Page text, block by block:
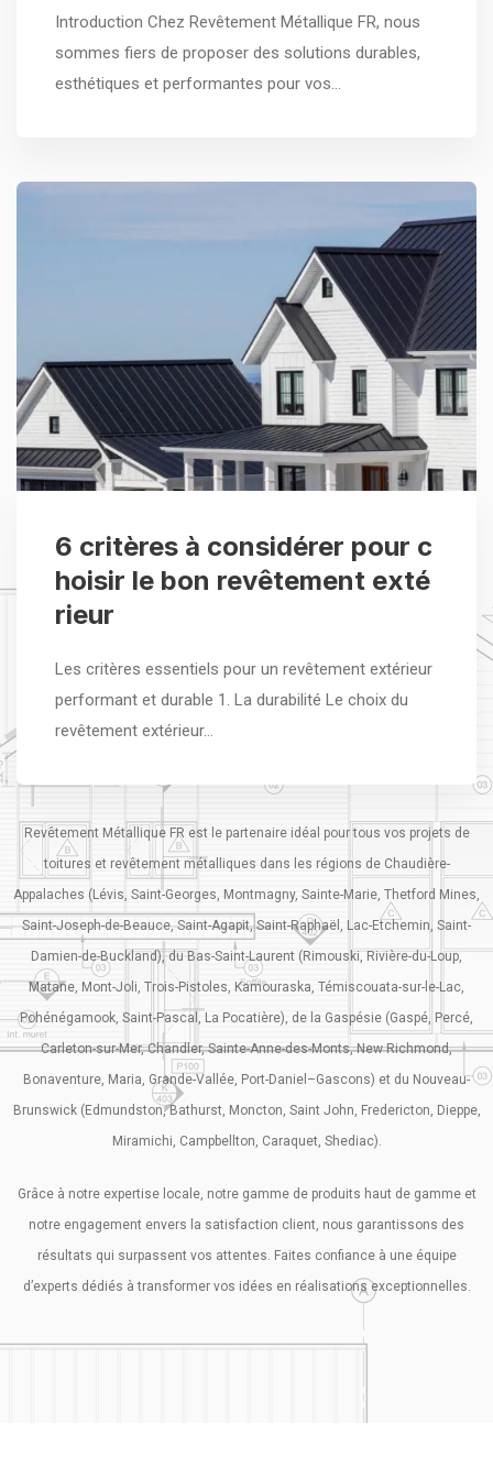
Introduction Chez Revêtement Métallique FR, nous
sommes fiers de proposer des solutions durables,
esthétiques et performantes pour vos…
6 critères à considérer pour c
hoisir le bon revêtement exté
rieur
Les critères essentiels pour un revêtement extérieur
performant et durable 1. La durabilité Le choix du
revêtement extérieur…
Revêtement Métallique FR est le partenaire idéal pour tous vos projets de
toitures et revêtement métalliques dans les régions de Chaudière-
Appalaches (Lévis, Saint-Georges, Montmagny, Sainte-Marie, Thetford Mines,
Saint-Joseph-de-Beauce, Saint-Agapit, Saint-Raphaël, Lac-Etchemin, Saint-
Damien-de-Buckland), du Bas-Saint-Laurent (Rimouski, Rivière-du-Loup,
Matane, Mont-Joli, Trois-Pistoles, Kamouraska, Témiscouata-sur-le-Lac,
Pohénégamook, Saint-Pascal, La Pocatière), de la Gaspésie (Gaspé, Percé,
Carleton-sur-Mer, Chandler, Sainte-Anne-des-Monts, New Richmond,
Bonaventure, Maria, Grande-Vallée, Port-Daniel–Gascons) et du Nouveau-
Brunswick (Edmundston, Bathurst, Moncton, Saint John, Fredericton, Dieppe,
Miramichi, Campbellton, Caraquet, Shediac).
Grâce à notre expertise locale, notre gamme de produits haut de gamme et
notre engagement envers la satisfaction client, nous garantissons des
résultats qui surpassent vos attentes. Faites confiance à une équipe
d’experts dédiés à transformer vos idées en réalisations exceptionnelles.